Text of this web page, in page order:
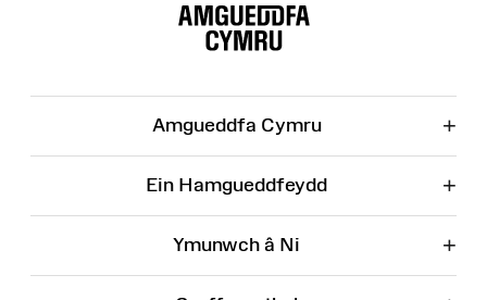
Amgueddfa Cymru +
Ein Hamgueddfeydd +
Ymunwch â Ni +